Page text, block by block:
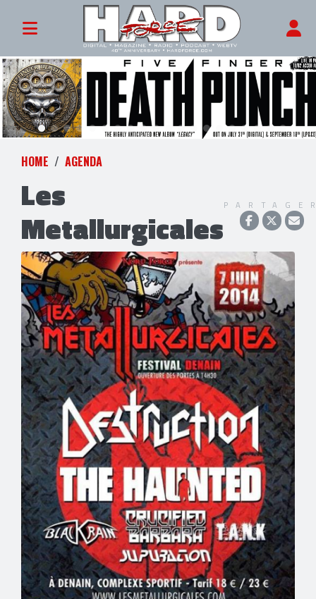
HOME AGENDA
Les
Metallurgicales